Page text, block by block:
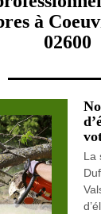
à
02600
La